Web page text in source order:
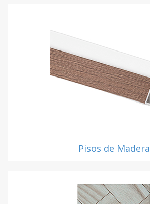
Pisos de Madera